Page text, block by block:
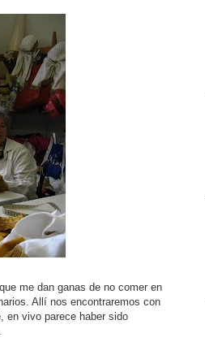
me dan ganas de no comer en
Allí nos encontraremos con
en vivo parece haber sido